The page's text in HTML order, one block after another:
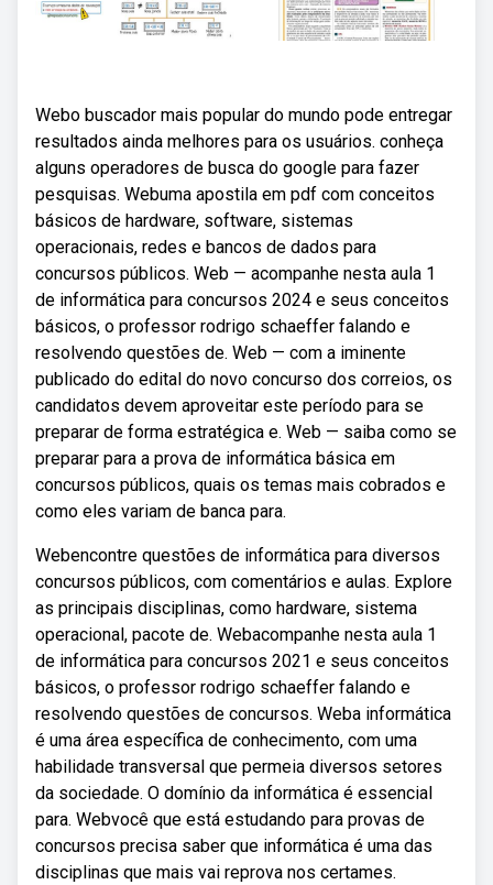
Webo buscador mais popular do mundo pode entregar
resultados ainda melhores para os usuários. conheça
alguns operadores de busca do google para fazer
pesquisas. Webuma apostila em pdf com conceitos
básicos de hardware, software, sistemas
operacionais, redes e bancos de dados para
concursos públicos. Web — acompanhe nesta aula 1
de informática para concursos 2024 e seus conceitos
básicos, o professor rodrigo schaeffer falando e
resolvendo questões de. Web — com a iminente
publicado do edital do novo concurso dos correios, os
candidatos devem aproveitar este período para se
preparar de forma estratégica e. Web — saiba como se
preparar para a prova de informática básica em
concursos públicos, quais os temas mais cobrados e
como eles variam de banca para.
Webencontre questões de informática para diversos
concursos públicos, com comentários e aulas. Explore
as principais disciplinas, como hardware, sistema
operacional, pacote de. Webacompanhe nesta aula 1
de informática para concursos 2021 e seus conceitos
básicos, o professor rodrigo schaeffer falando e
resolvendo questões de concursos. Weba informática
é uma área específica de conhecimento, com uma
habilidade transversal que permeia diversos setores
da sociedade. O domínio da informática é essencial
para. Webvocê que está estudando para provas de
concursos precisa saber que informática é uma das
disciplinas que mais vai reprova nos certames.